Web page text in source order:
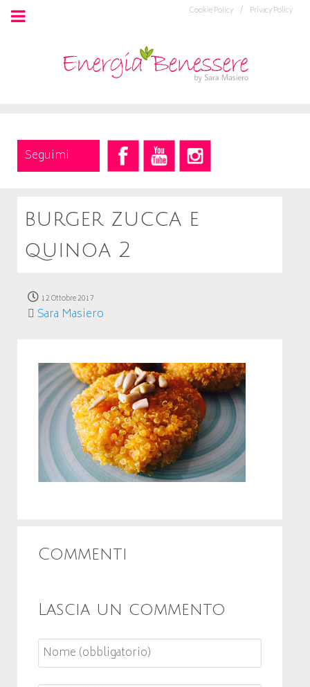
Privacy Policy
Cookie Policy /
Seguimi
burger zucca e
quinoa 2
12 Ottobre 2017
Sara Masiero
Commenti
Lascia un commento